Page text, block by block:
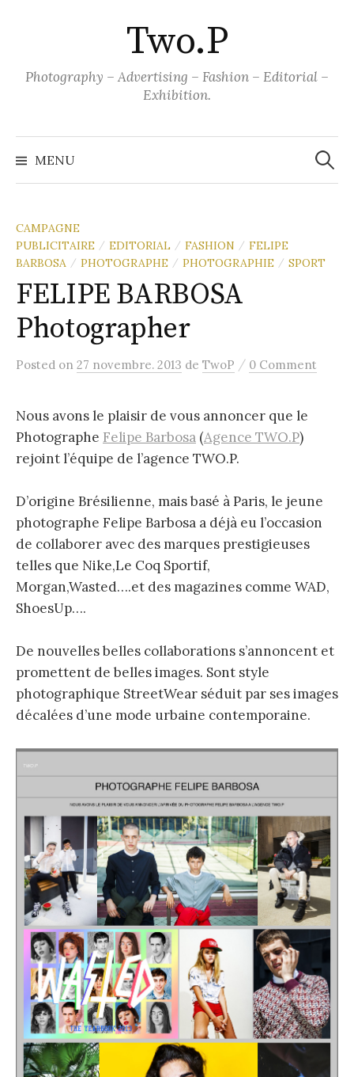
Two.P
Photography – Advertising – Fashion – Editorial –
Exhibition.
MENU
CAMPAGNE
PUBLICITAIRE
/ EDITORIAL / FASHION / FELIPE
BARBOSA / PHOTOGRAPHE / PHOTOGRAPHIE / SPORT
FELIPE BARBOSA
Photographer
Posted on 27 novembre. 2013 de TwoP / 0 Comment
Nous avons le plaisir de vous annoncer que le
Photographe Felipe Barbosa (Agence TWO.P)
rejoint l’équipe de l’agence TWO.P.
D’origine Brésilienne, mais basé à Paris, le jeune
photographe Felipe Barbosa a déjà eu l’occasion
de collaborer avec des marques prestigieuses
telles que Nike,Le Coq Sportif,
Morgan,Wasted….et des magazines comme WAD,
ShoesUp….
De nouvelles belles collaborations s’annoncent et
promettent de belles images. Sont style
photographique StreetWear séduit par ses images
décalées d’une mode urbaine contemporaine.